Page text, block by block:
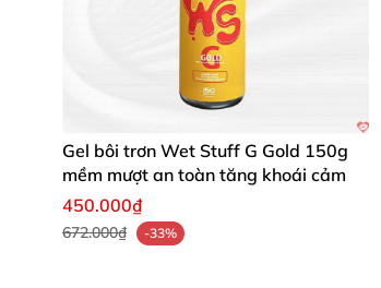
Gel bôi trơn Wet Stuff G Gold 150g
mềm mượt an toàn tăng khoái cảm
450.000₫
672.000₫ -33%